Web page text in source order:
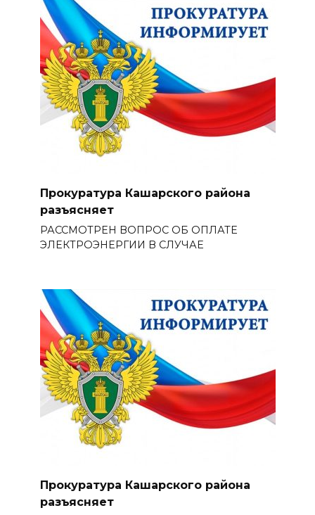
Прокуратура Кашарского района
разъясняет
РАССМОТРЕН ВОПРОС ОБ ОПЛАТЕ
ЭЛЕКТРОЭНЕРГИИ В СЛУЧАЕ
Прокуратура Кашарского района
разъясняет